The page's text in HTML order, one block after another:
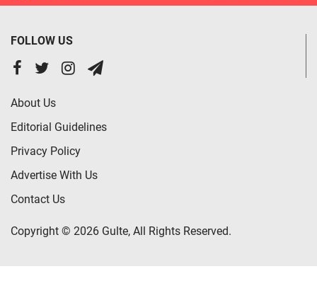
FOLLOW US
About Us
Editorial Guidelines
Privacy Policy
Advertise With Us
Contact Us
Copyright © 2026 Gulte, All Rights Reserved.